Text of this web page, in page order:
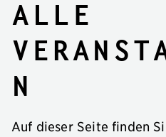
Alle
n
Auf dieser Seite finden